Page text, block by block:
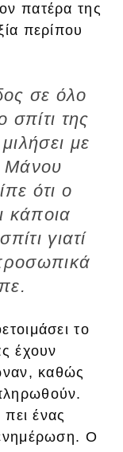
πατέρα της
περίπου
σε όλο
σπίτι της
με
Μάνου
ότι ο
κάποια
γιατί
το
έχουν
καθώς
ένας
Ο